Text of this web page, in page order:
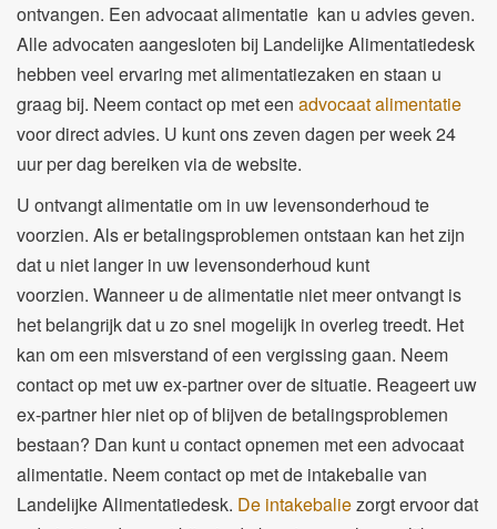
ontvangen. Een advocaat alimentatie kan u advies geven.
Alle advocaten aangesloten bij Landelijke Alimentatiedesk
hebben veel ervaring met alimentatiezaken en staan u
graag bij. Neem contact op met een advocaat alimentatie
voor direct advies. U kunt ons zeven dagen per week 24
uur per dag bereiken via de website.
U ontvangt alimentatieom in uw levensonderhoud te
voorzien. Als er betalingsproblemen ontstaan kan het zijn
dat u niet langer in uw levensonderhoud kunt
voorzien. Wanneer u de alimentatie niet meer ontvangt is
hetbelangrijkdat u zo snel mogelijk in overleg treedt. Het
kan om een misverstand of een vergissing gaan. Neem
contact op met uw ex-partner over de situatie. Reageert uw
ex-partner hier niet op of blijven de betalingsproblemen
bestaan? Dan kunt u contact opnemen met een advocaat
alimentatie. Neem contact op met de intakebalie van
Landelijke Alimentatiedesk. De intakebaliezorgt ervoor dat